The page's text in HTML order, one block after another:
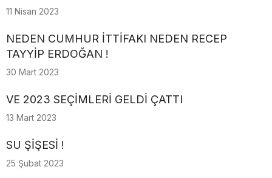
11 Nisan 2023
NEDEN CUMHUR İTTİFAKI NEDEN RECEP
TAYYİP ERDOĞAN !
30 Mart 2023
VE 2023 SEÇİMLERİ GELDİ ÇATTI
13 Mart 2023
SU ŞİŞESİ !
25 Şubat 2023